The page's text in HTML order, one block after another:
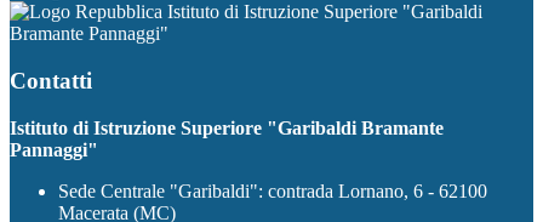
Istituto di Istruzione Superiore "Garibaldi
Bramante Pannaggi"
Contatti
Istituto di Istruzione Superiore "Garibaldi Bramante
Pannaggi"
Sede Centrale "Garibaldi": contrada Lornano, 6 - 62100
Macerata (MC)